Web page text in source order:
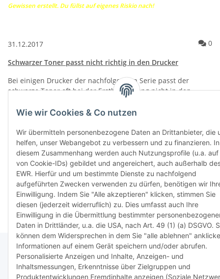
Gewissen erstellt. Du füllst auf eigenes Riskio nach!
31.12.2017 0
Schwarzer Toner passt nicht richtig in den Drucker
Bei einigen Drucker der nachfolgenden Serie passt der
schwarze Toner oft bei der Erstbestückung nicht in den
Drucker. Das liegt an einem Schiebschalter unter der
Entwicklungseinheit, der
Weiter
Einträge insgesamt: 1
* Alle Preise inkl. gesetzlicher USt., zzgl.Versand
Wie wir Cookies & Co nutzen
Wir übermitteln personenbezogene Daten an Drittanbieter, die
helfen, unser Webangebot zu verbessern und zu finanzieren. In
diesem Zusammenhang werden auch Nutzungsprofile (u.a. auf
von Cookie-IDs) gebildet und angereichert, auch außerhalb
EWR. Hierfür und um bestimmte Dienste zu nachfolgend
aufgeführten Zwecken verwenden zu dürfen, benötigen wir
Einwilligung. Indem Sie "Alle akzeptieren" klicken, stimmen Sie
diesen (jederzeit widerruflich) zu. Dies umfasst auch Ihre
Einwilligung in die Übermittlung bestimmter
Daten in Drittländer, u.a. die USA, nach Art. 49 (1) (a) DSGVO.
können dem Widersprechen in dem Sie "alle ablehnen"
Informationen auf einem Gerät speichern und/oder abrufen.
Personalisierte Anzeigen und Inhalte, Anzeigen- und
Inhaltsmessungen, Erkenntnisse über Zielgruppen und
Produktentwicklungen Fremdinhalte anzeigen (Soziale